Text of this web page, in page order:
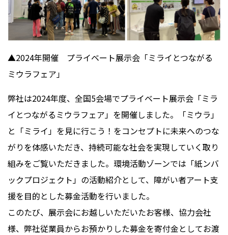
▲2024年開催 プライベート展示会「ミライとつながる
ミウラフェア」
弊社は2024年度、全国5会場でプライベート展示会「ミラ
イとつながるミウラフェア」を開催しました。「ミウラ」
と「ミライ」を見に行こう！をコンセプトに未来へのつな
がりを体感いただき、持続可能な社会を実現していく取り
組みをご覧いただきました。環境活動ゾーンでは「紙ンバ
ックプロジェクト」の活動紹介として、障がい者アート支
援を目的とした募金活動を行いました。
このたび、展示会にお越しいただいたお客様、協力会社
様、弊社従業員からお預かりした募金を寄付金としてお渡